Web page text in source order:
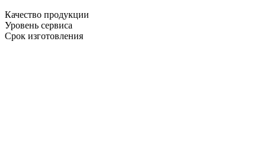
Качество продукции
Уровень сервиса
Срок изготовления